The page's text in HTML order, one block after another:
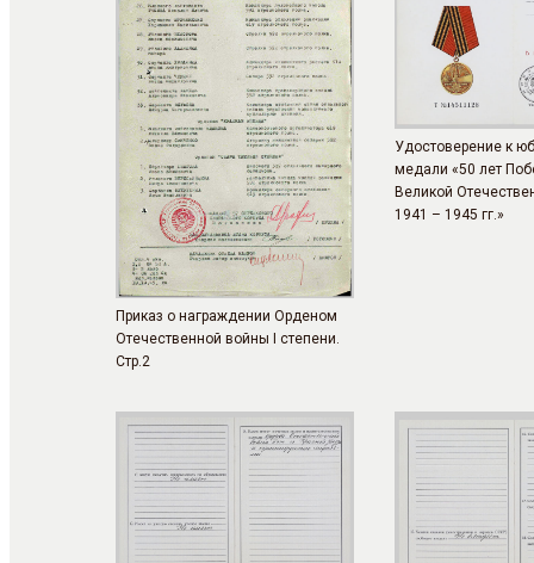
Приказ о награждении Орденом
Отечественной войны I степени.
Стр.2
Удостоверение к
медали «50 лет
Великой
1941 – 1945 гг.»